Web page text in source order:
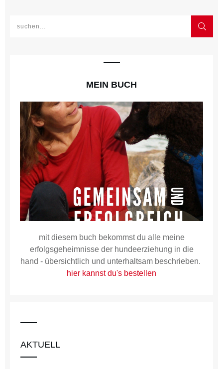
MEIN BUCH
mit diesem buch bekommst du alle meine
erfolgsgeheimnisse der hundeerziehung in die
hand - übersichtlich und unterhaltsam beschrieben.
hier kannst du's bestellen
AKTUELL